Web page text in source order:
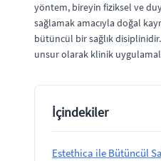
yöntem, bireyin fiziksel ve
sağlamak amacıyla doğal
bütüncül bir sağlık
unsur olarak klinik
İçindekiler
Estethica ile Bütüncül